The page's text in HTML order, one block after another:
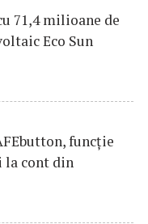
71,4 milioane de
Eco Sun
funcţie
la cont din